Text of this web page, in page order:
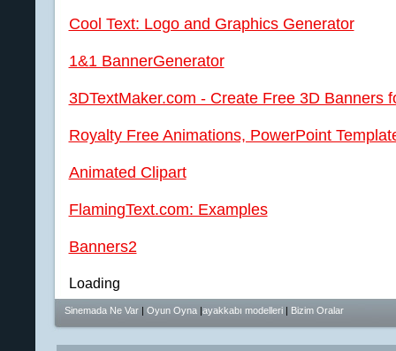
Cool Text: Logo and Graphics Generator
1&1 BannerGenerator
3DTextMaker.com - Create Free 3D Banners
Royalty Free Animations, PowerPoint
Animated Clipart
FlamingText.com: Examples
Banners2
Loading
Sinemada Ne Var | Oyun Oyna |ayakkabı modelleri| Bizim Oralar